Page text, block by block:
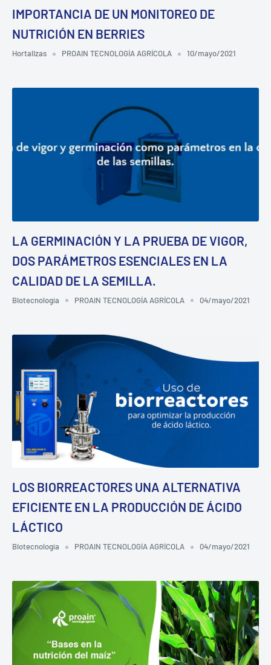
IMPORTANCIA DE UN MONITOREO DE
NUTRICIÓN EN BERRIES
Hortalizas PROAIN TECNOLOGÍA AGRÍCOLA 10/mayo/2021
LA GERMINACIÓN Y LA PRUEBA DE VIGOR,
DOS PARÁMETROS ESENCIALES EN LA
CALIDAD DE LA SEMILLA.
Biotecnología PROAIN TECNOLOGÍA AGRÍCOLA 04/mayo/2021
LOS BIORREACTORES UNA ALTERNATIVA
EFICIENTE EN LA PRODUCCIÓN DE ÁCIDO
LÁCTICO
Biotecnología PROAIN TECNOLOGÍA AGRÍCOLA 04/mayo/2021